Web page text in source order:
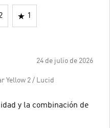
1
24 de julio de 2026
Yellow 2 / Lucid
y la combinación de